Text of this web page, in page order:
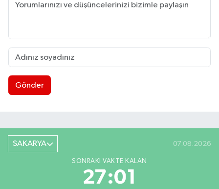
Gönder
SAKARYA 07.08.2026
SONRAKI VAKTE KALAN
27:00